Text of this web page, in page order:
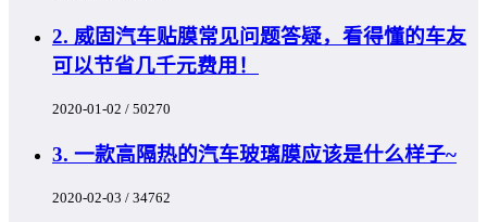
2. 威固汽车贴膜常见问题答疑，看得懂的车友
可以节省几千元费用！
2020-01-02 / 50270
3. 一款高隔热的汽车玻璃膜应该是什么样子~
2020-02-03 / 34762